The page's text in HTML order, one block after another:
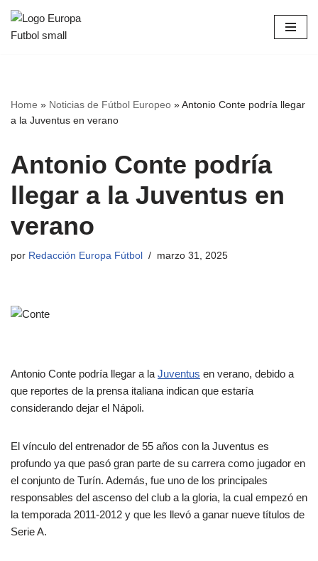
Saltar
Home » Noticias de Fútbol Europeo »Antonio Conte podría llegar
a la Juventus en verano
Antonio Conte podría
llegar a la Juventus en
verano
por Redacción Europa Fútbol marzo 31, 2025
Antonio Conte podría llegar a la Juventus en verano, debido a
que reportes de la prensa italiana indican que estaría
considerando dejar el Nápoli.
El vínculo del entrenador de 55 años con la Juventus es
profundo ya que pasó gran parte de su carrera como jugador en
el conjunto de Turín. Además, fue uno de los principales
responsables del ascenso del club a la gloria, la cual empezó en
la temporada 2011-2012 y que les llevó a ganar nueve títulos de
Serie A.